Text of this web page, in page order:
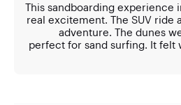
This sandboarding experience
real excitement. The SUV ride
adventure. The dunes
perfect for sand surfing. It felt